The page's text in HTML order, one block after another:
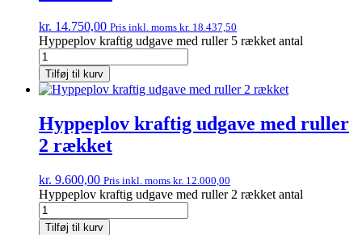
kr. 14.750,00 Pris inkl. moms kr. 18.437,50
Hyppeplov kraftig udgave med ruller 5 rækket antal
Tilføj til kurv
Hyppeplov kraftig udgave med ruller
2 rækket
kr. 9.600,00 Pris inkl. moms kr. 12.000,00
Hyppeplov kraftig udgave med ruller 2 rækket antal
Tilføj til kurv